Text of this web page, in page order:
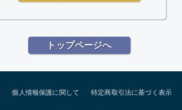
トップページへ
個人情報保護に関して 特定商取引法に基づく表示